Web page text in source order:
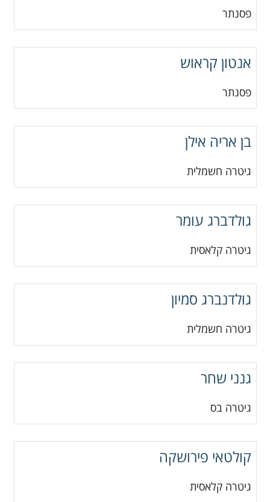
פסנתר
אנטון קראוש
פסנתר
בן אריה אילן
גיטרה חשמלית
גולדברג עומר
גיטרה קלאסית
גולדנברג סמיון
גיטרה חשמלית
גנני שחר
גיטרה בס
קולטאי פירושקה
גיטרה קלאסית